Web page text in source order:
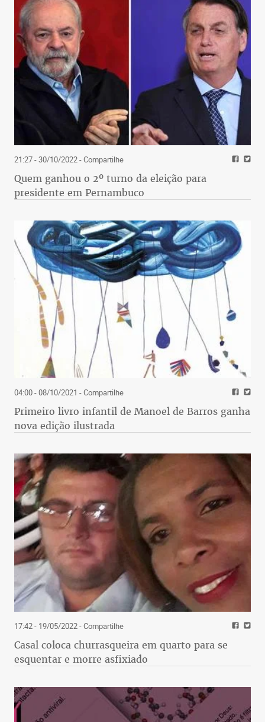
21:27 - 30/10/2022- Compartilhe
Quem ganhou o 2º turno da eleição para
presidente em Pernambuco
04:00 - 08/10/2021 - Compartilhe
Primeiro livro infantil de Manoel de Barros ganha
nova edição ilustrada
17:42 - 19/05/2022- Compartilhe
Casal coloca churrasqueira em quarto para se
esquentar e morre asfixiado